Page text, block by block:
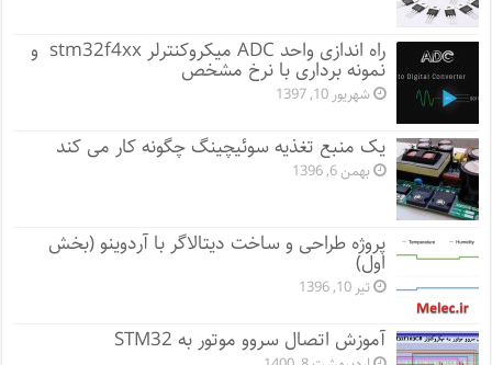
راه اندازی واحد ADC میکروکنترلر stm32f4xx و
نمونه برداری با نرخ مشخص
شهریور 10, 1397
یک منبع تغذیه سوئیچینگ چگونه کار می کند
بهمن 6, 1396
پروژه طراحی و ساخت دیتالاگر با آردوینو (بخش
اول)
تیر 10, 1396
آموزش اتصال سروو موتور به STM32